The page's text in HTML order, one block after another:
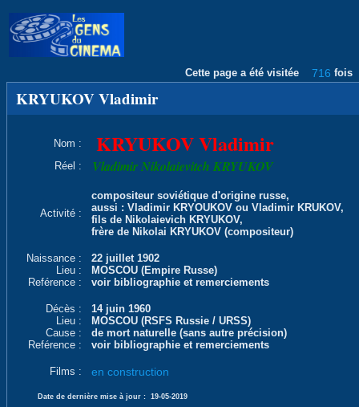
Cette page a été visitée 716 fois
KRYUKOV Vladimir
Nom : KRYUKOV Vladimir
Réel : Vladimir Nikolaievitch KRYUKOV
Activité :
compositeur soviétique d'origine russe,
aussi : Vladimir KRYOUKOV ou Vladimir KRUKOV,
fils de Nikolaievich KRYUKOV,
frère de Nikolai KRYUKOV (compositeur)
Naissance :
22 juillet 1902
Lieu :
MOSCOU (Empire Russe)
Reférence :
voir bibliographie et remerciements
Décès :
14 juin 1960
Lieu :
MOSCOU (RSFS Russie / URSS)
Cause :
de mort naturelle (sans autre précision)
Reférence :
voir bibliographie et remerciements
Films : en construction
Date de dernière mise à jour : 19-05-2019